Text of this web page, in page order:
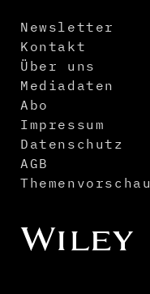
Newsletter
Kontakt
Über uns
Mediadaten
Abo
Impressum
Datenschutz
AGB
Themenvorschau